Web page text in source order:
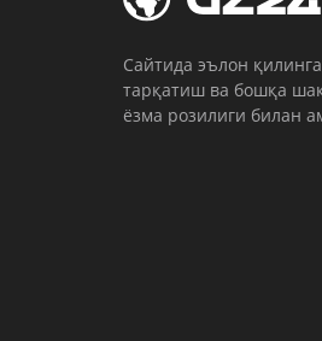
Cайтида эълон
тарқатиш ва бошқа
ёзма розилиги билан